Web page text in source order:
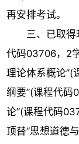
再安排考试。
三、已取得现
代码03706，2
理论体系概论”(
纲要”(课程代码
论”(课程代码
顶替“思想道德